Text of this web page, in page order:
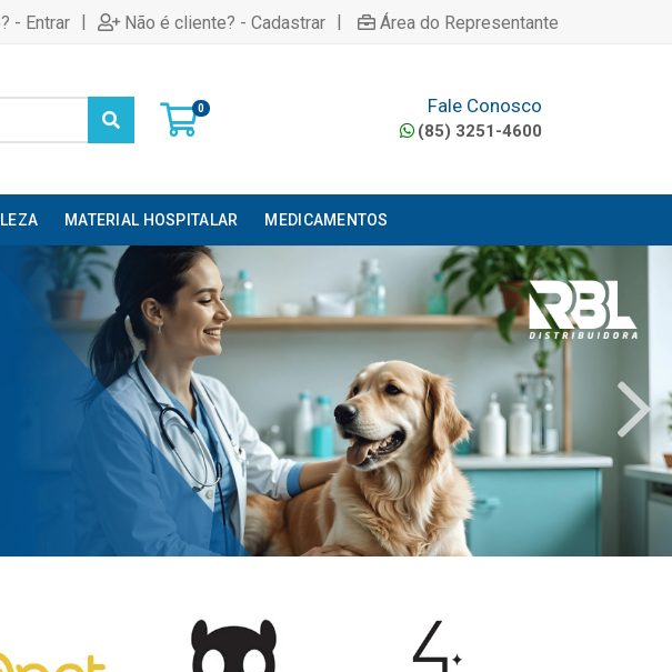
- Entrar | Não é cliente? - Cadastrar | Área do Representante
0 Fale Conosco
(85) 3251-4600
MATERIAL HOSPITALAR MEDICAMENTOS